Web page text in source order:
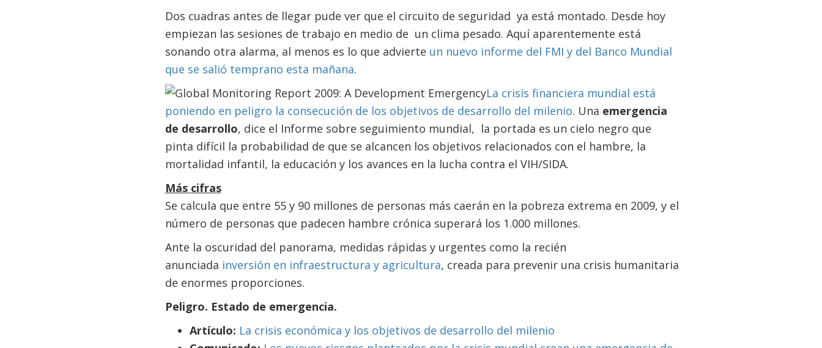
Dos cuadras antes de llegar pude ver que el circuito de seguridad ya está montado. Desde hoy
empiezan las sesiones de trabajo en medio de un clima pesado. Aquí aparentemente está
sonando otra alarma, al menos es lo que advierte un nuevo informe del FMI y del Banco Mundial
que se salió temprano esta mañana.
La crisis financiera mundial está
poniendo en peligro la consecución de los objetivos de desarrollo del milenio. Una emergencia
de desarrollo, dice el Informe sobre seguimiento mundial, la portada es un cielo negro que
pinta difícil la probabilidad de que se alcancen los objetivos relacionados con el hambre, la
mortalidad infantil, la educación y los avances en la lucha contra el VIH/SIDA.
Más cifras
Se calcula que entre 55 y 90 millones de personas más caerán en la pobreza extrema en 2009, y el
número de personas que padecen hambre crónica superará los 1.000 millones.
Ante la oscuridad del panorama, medidas rápidas y urgentes como la recién
anunciada inversión en infraestructura y agricultura, creada para prevenir una crisis humanitaria
de enormes proporciones.
Peligro. Estado de emergencia.
Artículo: La crisis económica y los objetivos de desarrollo del milenio